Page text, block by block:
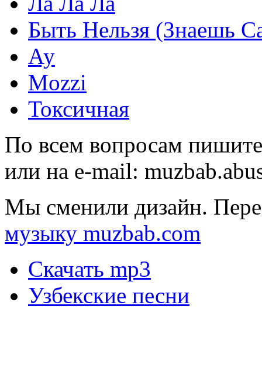
Быть Нельзя (Знаешь
Ау
Mozzi
Токсичная
По всем вопросам
или на e-mail:
Мы сменили дизайн.
музыку muzbab.com
Скачать mp3
Узбекские песни